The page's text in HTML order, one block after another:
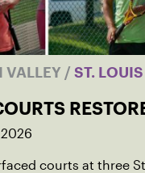
VALLEY / ST. LOUIS
courts at three